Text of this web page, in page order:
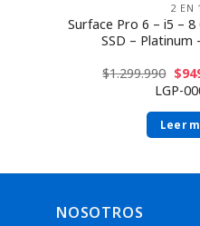
2 EN 1
Surface Pro 6 – i5 – 8
SSD – Platinum
$1.299.990 $
LGP-
Leer
NOSOTROS